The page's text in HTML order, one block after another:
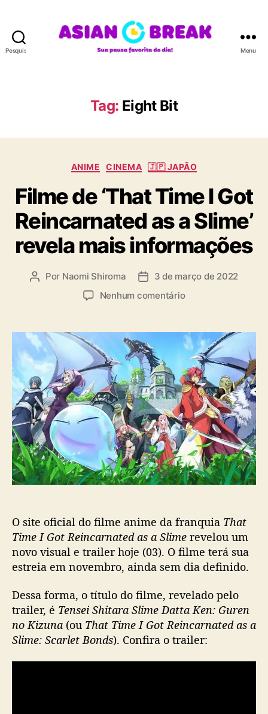
Pesquisar
A
N
R
A
Menu
Tag: Eight Bit
C
t
e
g
o
r
i
a
s
ANIME CINEMA 🇯🇵 JAPÃO
Filme de ‘That Time I Got
Reincarnated as a Slime’
revela mais informações
A
r
d
p
o
s
t
Por Naomi Shiroma
D
d
e
p
u
b
l
i
c
a
ç
ã
o
3 de março de 2022
Nenhum comentárioe
i
l
m
e
d
e
‘
T
h
a
t
T
e
G
o
t
e
i
n
c
r
O site oficial do filme anime da franquia That
Time I Got Reincarnated as a Slime revelou um
novo visual e trailer hoje (03). O filme terá sua
estreia em novembro, ainda sem dia definido.
Dessa forma, o título do filme, revelado pelo
trailer, é Tensei Shitara Slime Datta Ken: Guren
no Kizuna (ou That Time I Got Reincarnated as a
Slime: Scarlet Bonds). Confira o trailer: